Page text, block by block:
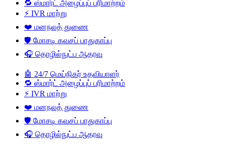
🔁 ஸ்மார்ட் அழைப்புப் பரிமாற்றம்
⚡ IVR மாற்று
❤️ மனநலத் துணை
🛡️ மோசடி கவசப் பாதுகாப்பு
🎧 தொழில்நுட்ப ஆதரவு
🤖 24/7 மெய்நிகர் உதவியாளர்
🔁 ஸ்மார்ட் அழைப்புப் பரிமாற்றம்
⚡ IVR மாற்று
❤️ மனநலத் துணை
🛡️ மோசடி கவசப் பாதுகாப்பு
🎧 தொழில்நுட்ப ஆதரவு